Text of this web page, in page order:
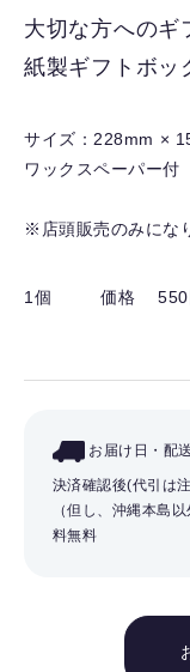
大切な方へのギ
紙製ギフトボッ
サイズ：228mm ×
ワックスペーパー付
※店頭販売のみにな
1個 価格 550
お届け日・配
決済確認後(代引は
（但し、沖縄本島
料無料